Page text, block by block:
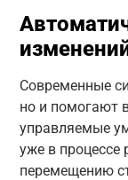
Современные
но и помогают
управляемые
уже в процессе
перемещению